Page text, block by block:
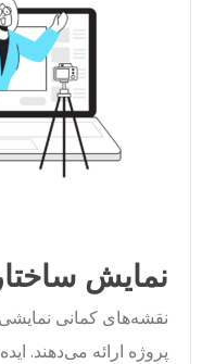
نمایش
نقشه‌های کمانی نمایشی
پروژه ارائه می‌دهند.